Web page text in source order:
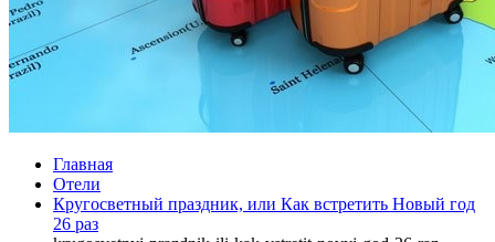
Главная
Отели
Кругосветный праздник, или Как встретить Новый год
26 раз